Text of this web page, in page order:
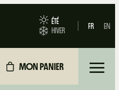
ÉTÉ
HIVER
FR EN
MON PANIER